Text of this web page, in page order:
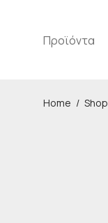
Προϊόντα
Home / Shop